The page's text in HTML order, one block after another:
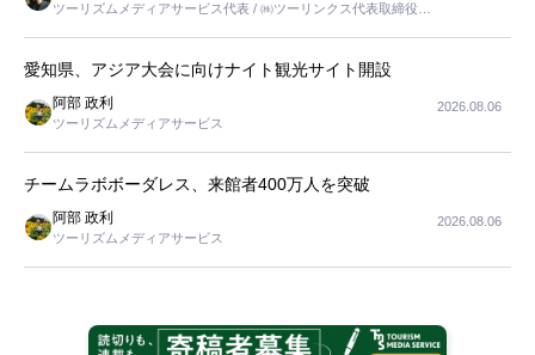
ツーリズムメディアサービス代表 / ㈱ツーリンクス代表取締役社
愛知県、アジア大会に向けナイト観光サイト開設
阿部 政利
ツーリズムメディアサービス
2026.08.06
チームラボボーダレス、来館者400万人を突破
阿部 政利
ツーリズムメディアサービス
2026.08.06